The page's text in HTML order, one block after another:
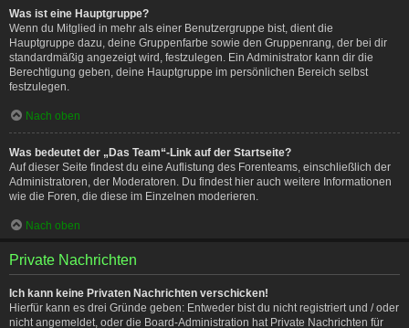
Was ist eine Hauptgruppe?
Wenn du Mitglied in mehr als einer Benutzergruppe bist, dient die
Hauptgruppe dazu, deine Gruppenfarbe sowie den Gruppenrang, der bei dir
standardmäßig angezeigt wird, festzulegen. Ein Administrator kann dir die
Berechtigung geben, deine Hauptgruppe im persönlichen Bereich selbst
festzulegen.
Nach oben
Was bedeutet der „Das Team“-Link auf der Startseite?
Auf dieser Seite findest du eine Auflistung des Forenteams, einschließlich der
Administratoren, der Moderatoren. Du findest hier auch weitere Informationen
wie die Foren, die diese im Einzelnen moderieren.
Nach oben
Private Nachrichten
Ich kann keine Privaten Nachrichten verschicken!
Hierfür kann es drei Gründe geben: Entweder bist du nicht registriert und / oder
nicht angemeldet, oder die Board-Administration hat Private Nachrichten für